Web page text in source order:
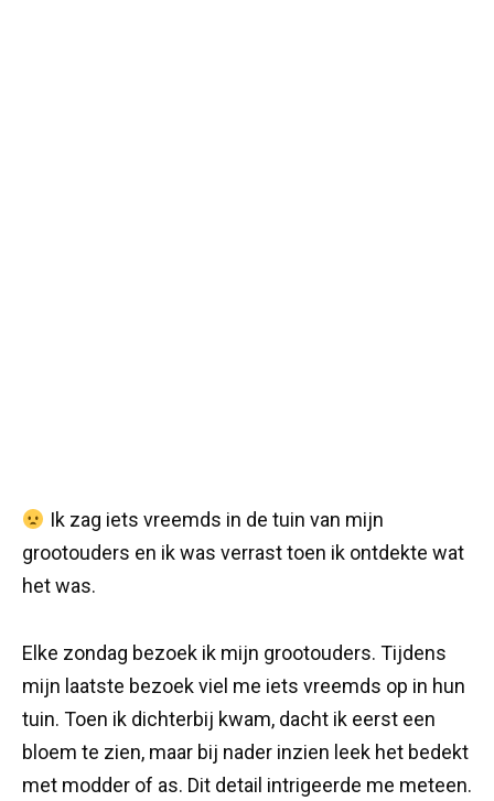
Ik zag iets vreemds in de tuin van mijn
grootouders en ik was verrast toen ik ontdekte wat
het was.
Elke zondag bezoek ik mijn grootouders. Tijdens
mijn laatste bezoek viel me iets vreemds op in hun
tuin. Toen ik dichterbij kwam, dacht ik eerst een
bloem te zien, maar bij nader inzien leek het bedekt
met modder of as. Dit detail intrigeerde me meteen.